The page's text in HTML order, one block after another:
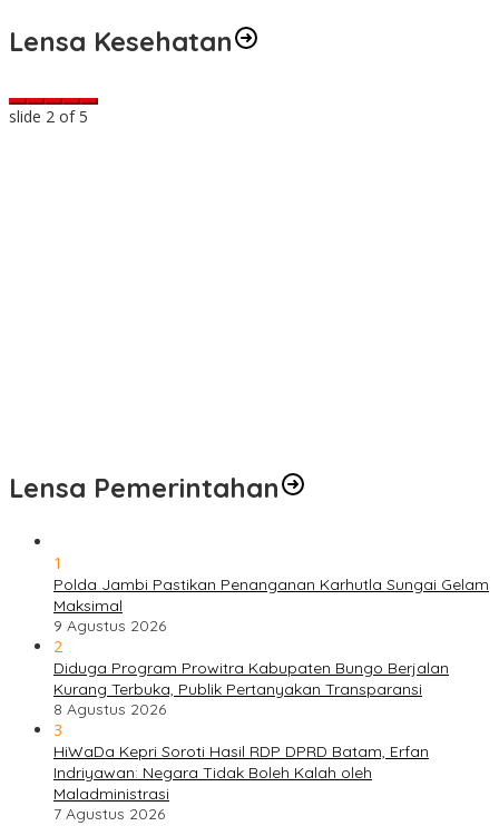
Lensa Kesehatan
slide 2 of 5
Lensa Pemerintahan
1
Polda Jambi Pastikan Penanganan Karhutla Sungai Gelam
Maksimal
9 Agustus 2026
2
Diduga Program Prowitra Kabupaten Bungo Berjalan
Kurang Terbuka, Publik Pertanyakan Transparansi
8 Agustus 2026
3
HiWaDa Kepri Soroti Hasil RDP DPRD Batam, Erfan
Indriyawan: Negara Tidak Boleh Kalah oleh
Maladministrasi
7 Agustus 2026